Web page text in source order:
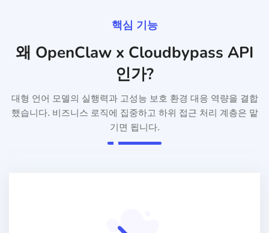
핵심 기능
왜 OpenClaw x Cloudbypass API
인가?
대형 언어 모델의 실행력과 고성능 보호 환경 대응 역량을 결합
했습니다. 비즈니스 로직에 집중하고 하위 접근 처리 계층은 맡
기면 됩니다.